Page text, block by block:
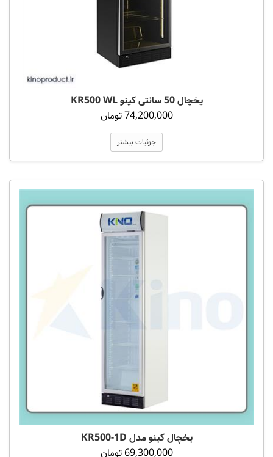
یخچال 50 سانتی کینو KR500 WL
74,200,000 تومان
جزئیات بیشتر
یخچال کینو مدل KR500-1D
69,300,000 تومان